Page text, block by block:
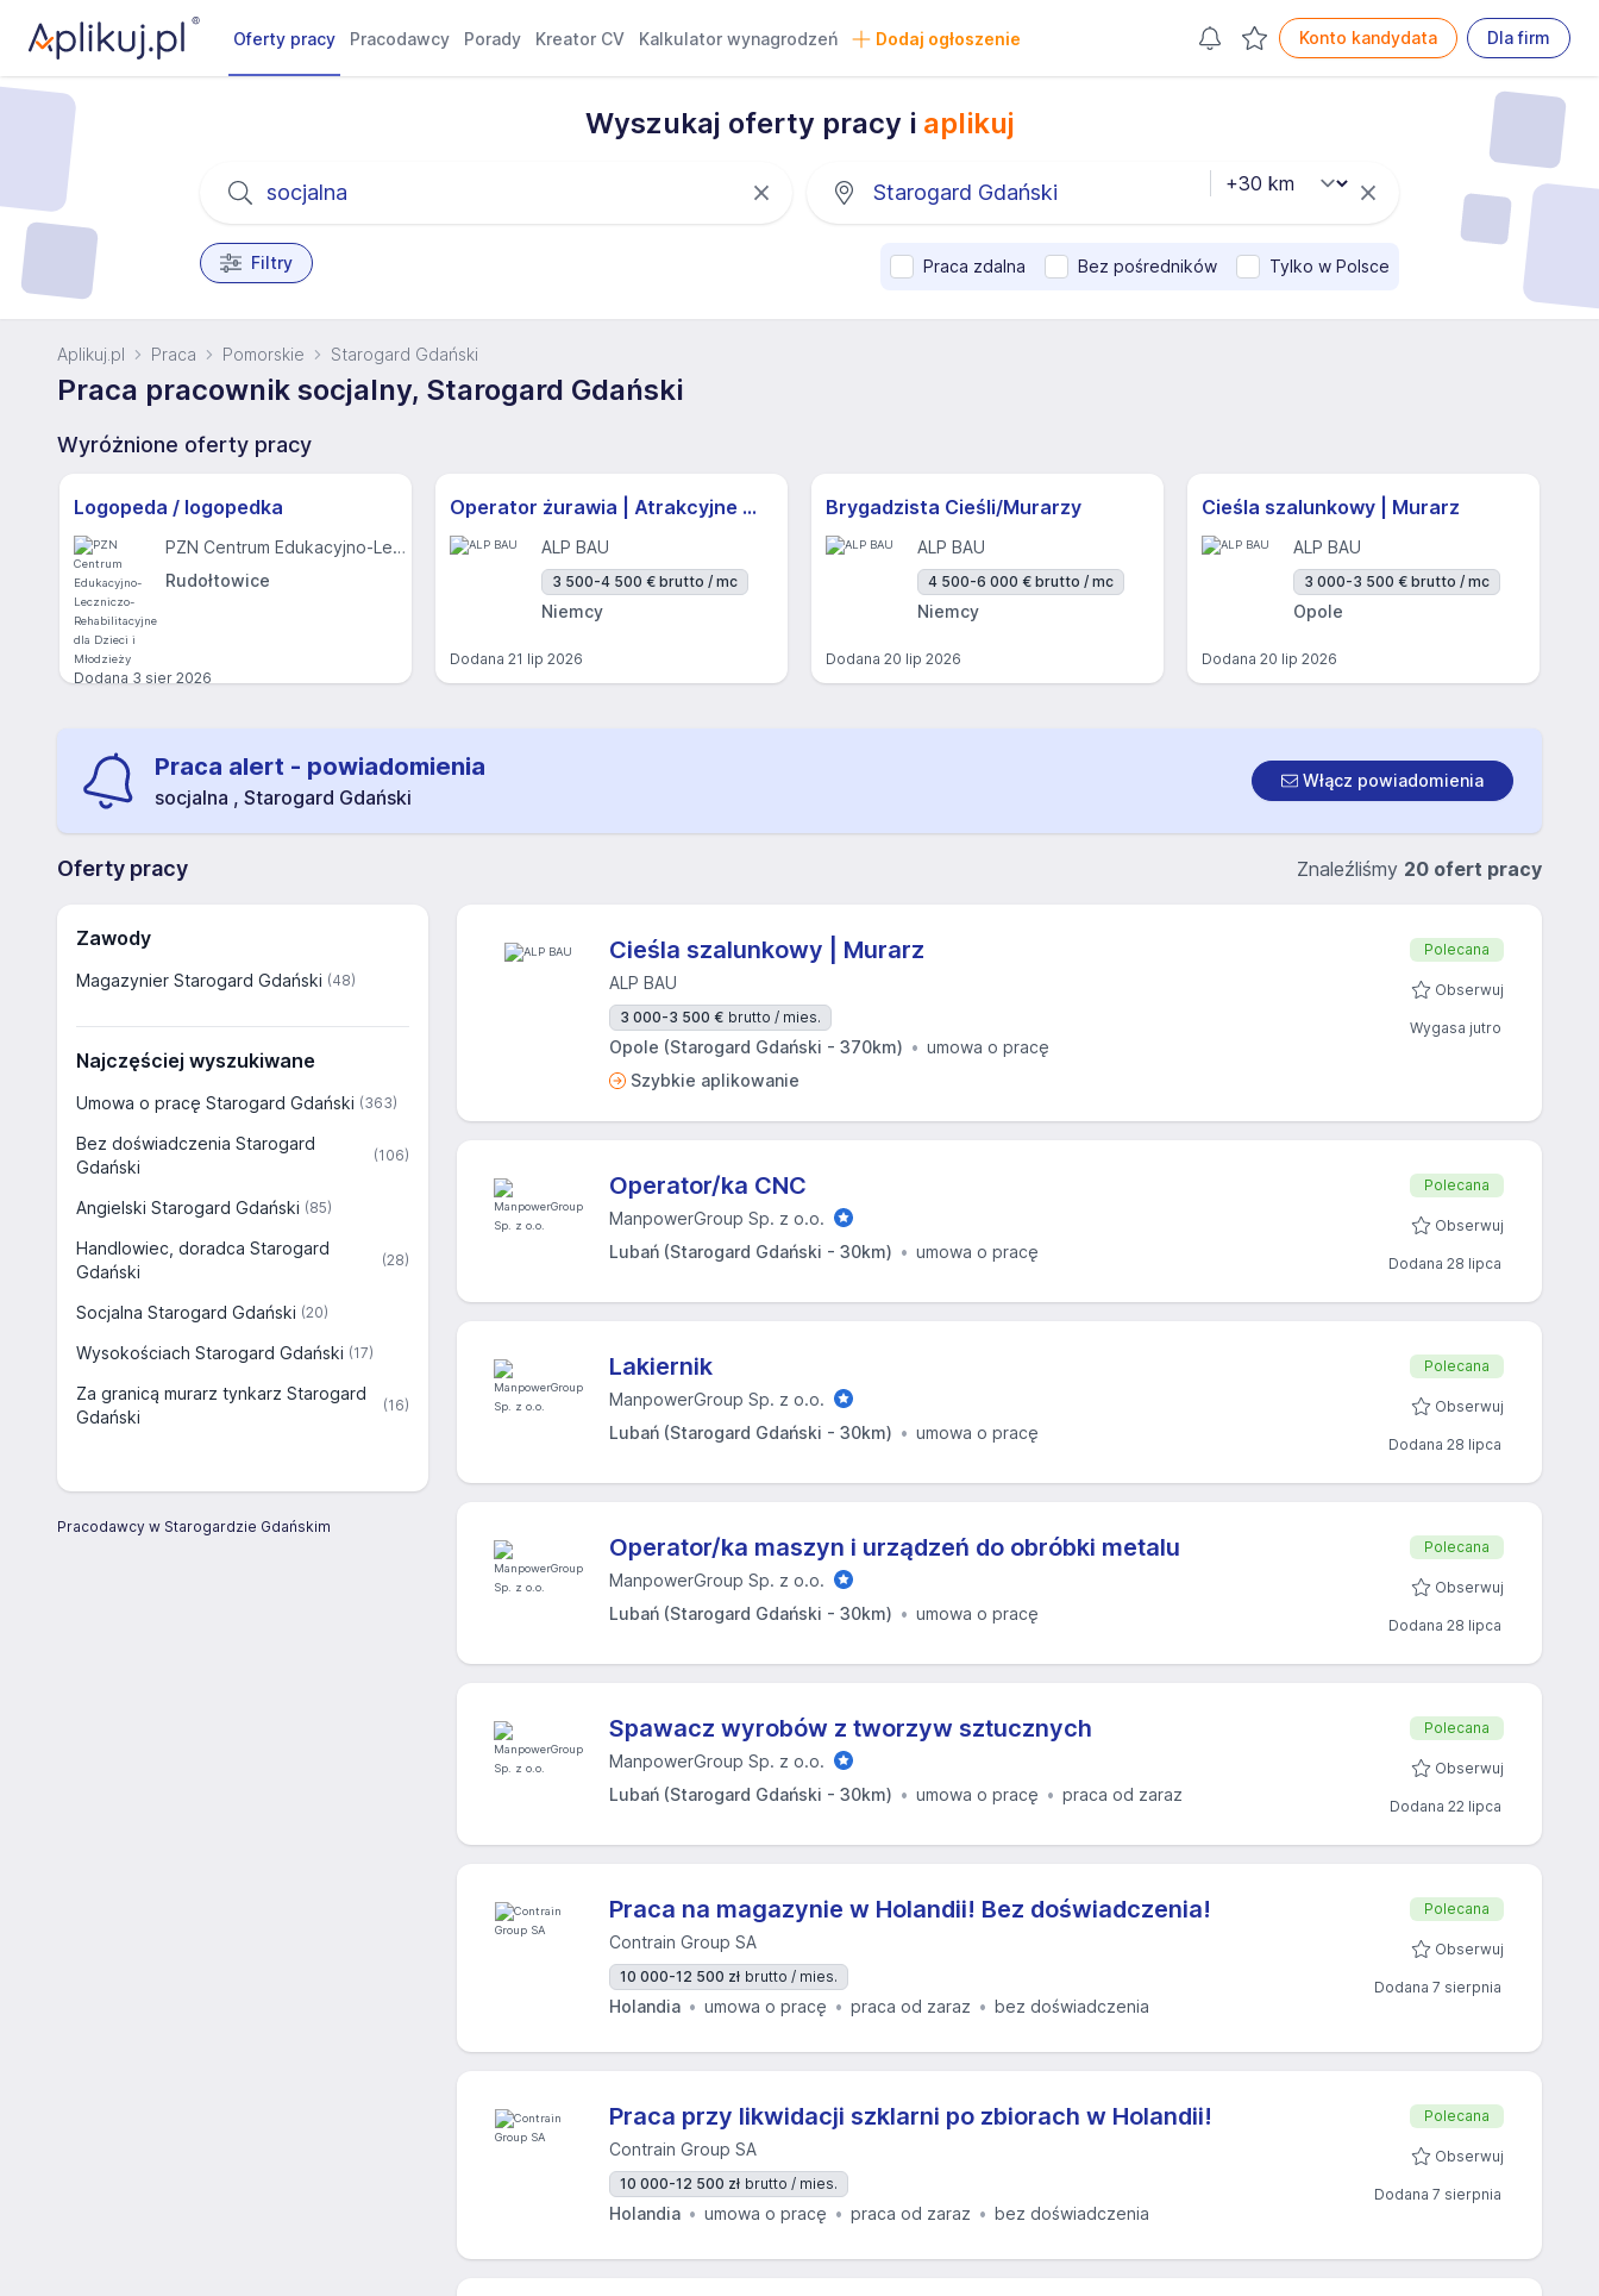
Oferty pracy Pracodawcy Porady Kreator CV Kalkulator wynagrodzeń Dodaj ogłoszenie Konto kandydata Dla firm
Wyszukaj oferty pracy i aplikuj
Filtry Praca zdalna Bez pośredników Tylko w Polsce
Aplikuj.pl Praca Pomorskie Starogard Gdański
Praca pracownik socjalny, Starogard Gdański
Wyróżnione oferty pracy
Logopeda / logopedka
PZN Centrum Edukacyjno-Leczniczo-Rehabilitacyjne dla Dzieci i Młodzieży
Rudołtowice
Dodana 3 sier 2026
Operator żurawia | Atrakcyjne Warunki
ALP BAU
3 500-4 500 € brutto / mc
Niemcy
Dodana 21 lip 2026
Brygadzista Cieśli/Murarzy
ALP BAU
4 500-6 000 € brutto / mc
Niemcy
Dodana 20 lip 2026
Cieśla szalunkowy | Murarz
ALP BAU
3 000-3 500 € brutto / mc
Opole
Dodana 20 lip 2026
Praca alert - powiadomienia
socjalna , Starogard Gdański
Włącz powiadomienia
Oferty pracy Znaleźliśmy 20 ofert pracy
Zawody
Magazynier Starogard Gdański (48)
Najczęściej wyszukiwane
Umowa o pracę Starogard Gdański (363)
Bez doświadczenia Starogard
Gdański
(106)
Angielski Starogard Gdański (85)
Handlowiec, doradca Starogard
Gdański
(28)
Socjalna Starogard Gdański (20)
Wysokościach Starogard Gdański (17)
Za granicą murarz tynkarz Starogard
Gdański
(16)
Pracodawcy w Starogardzie Gdańskim
Cieśla szalunkowy | Murarz
ALP BAU
3 000-3 500 € brutto / mies.
Opole (Starogard Gdański - 370km)
umowa o pracę
Szybkie aplikowanie
Polecana
Obserwuj
Wygasa jutro
Operator/ka CNC
ManpowerGroup Sp. z o.o.
Lubań (Starogard Gdański - 30km)
umowa o pracę
Polecana
Obserwuj
Dodana 28 lipca
Lakiernik
ManpowerGroup Sp. z o.o.
Lubań (Starogard Gdański - 30km)
umowa o pracę
Polecana
Obserwuj
Dodana 28 lipca
Operator/ka maszyn i urządzeń do obróbki metalu
ManpowerGroup Sp. z o.o.
Lubań (Starogard Gdański - 30km)
umowa o pracę
Polecana
Obserwuj
Dodana 28 lipca
Spawacz wyrobów z tworzyw sztucznych
ManpowerGroup Sp. z o.o.
Lubań (Starogard Gdański - 30km)
umowa o pracę praca od zaraz
Polecana
Obserwuj
Dodana 22 lipca
Praca na magazynie w Holandii! Bez doświadczenia!
Contrain Group SA
10 000-12 500 zł brutto / mies.
Holandia umowa o pracę praca od zaraz bez doświadczenia
Polecana
Obserwuj
Dodana 7 sierpnia
Praca przy likwidacji szklarni po zbiorach w Holandii!
Contrain Group SA
10 000-12 500 zł brutto / mies.
Holandia umowa o pracę praca od zaraz bez doświadczenia
Polecana
Obserwuj
Dodana 7 sierpnia